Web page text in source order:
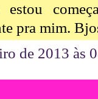
estou
pra mim.
de 2013 às